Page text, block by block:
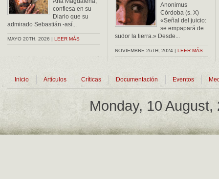
confiesa en su
Diario que su
admirado Sebastián -así...
MAYO 20TH, 2026 | LEER MÁS
Anonimus
Córdoba (s. X)
«Señal del juicio:
se empapará de
sudor la tierra.» Desde...
NOVIEMBRE 26TH, 2024 | LEER MÁS
Inicio Artículos Críticas Documentación Eventos
Monday, 10